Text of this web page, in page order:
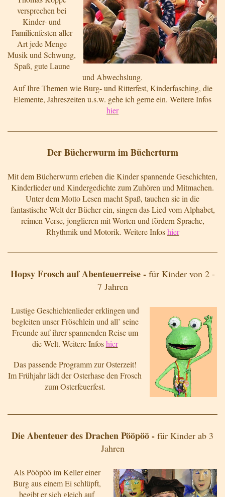
versprechen bei
Kinder- und
Familienfesten aller
Art jede Menge
Musik und Schwung,
Spaß, gute Laune
und Abwechslung.
Auf Ihre Themen wie Burg- und Ritterfest, Kinderfasching, die
Elemente, Jahreszeiten u.s.w. gehe ich gerne ein. Weitere Infos
hier
Der Bücherwurm im Bücherturm
Mit dem Bücherwurm erleben die Kinder spannende Geschichten,
Kinderlieder und Kindergedichte zum Zuhören und Mitmachen.
Unter dem Motto Lesen macht Spaß, tauchen sie in die
fantastische Welt der Bücher ein, singen das Lied vom Alphabet,
reimen Verse, jonglieren mit Worten und fördern Sprache,
Rhythmik und Motorik. Weitere Infoshier
Hopsy Frosch auf Abenteuerreise -für Kinder von 2 -
7 Jahren
Lustige Geschichtenlieder erklingen und
begleiten unser Fröschlein und all’ seine
Freunde auf ihrer spannenden Reise um
die Welt. Weitere Infoshier
Das passende Programm zur Osterzeit!
Im Frühjahr lädt der Osterhase den Frosch
zum Osterfeuerfest.
Die Abenteuer des Drachen Pööpöö - für Kinder ab 3
Jahren
Als Pööpöö im Keller einer
Burg aus einem Ei schlüpft,
begibt er sich gleich auf